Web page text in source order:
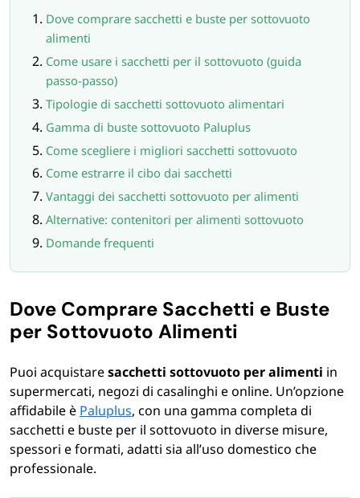
PET
PARTY
FORNITURE SETTORE HO.RE.CA
BIODEGRADABILE
Dove comprare sacchetti e buste per sottovuoto
alimenti
Come usare i sacchetti per il sottovuoto (guida
passo-passo)
Tipologie di sacchetti sottovuoto alimentari
Gamma di buste sottovuoto Paluplus
Come scegliere i migliori sacchetti sottovuoto
Come estrarre il cibo dai sacchetti
Vantaggi dei sacchetti sottovuoto per alimenti
Alternative: contenitori per alimenti sottovuoto
Domande frequenti
Dove Comprare Sacchetti e Buste
per Sottovuoto Alimenti
Puoi acquistaresacchetti sottovuoto per alimenti in
supermercati, negozi di casalinghi e online. Un’opzione
affidabile è Paluplus, con una gamma completa di
sacchetti e buste per il sottovuoto in diverse misure,
spessori e formati, adatti sia all’uso domestico che
professionale.